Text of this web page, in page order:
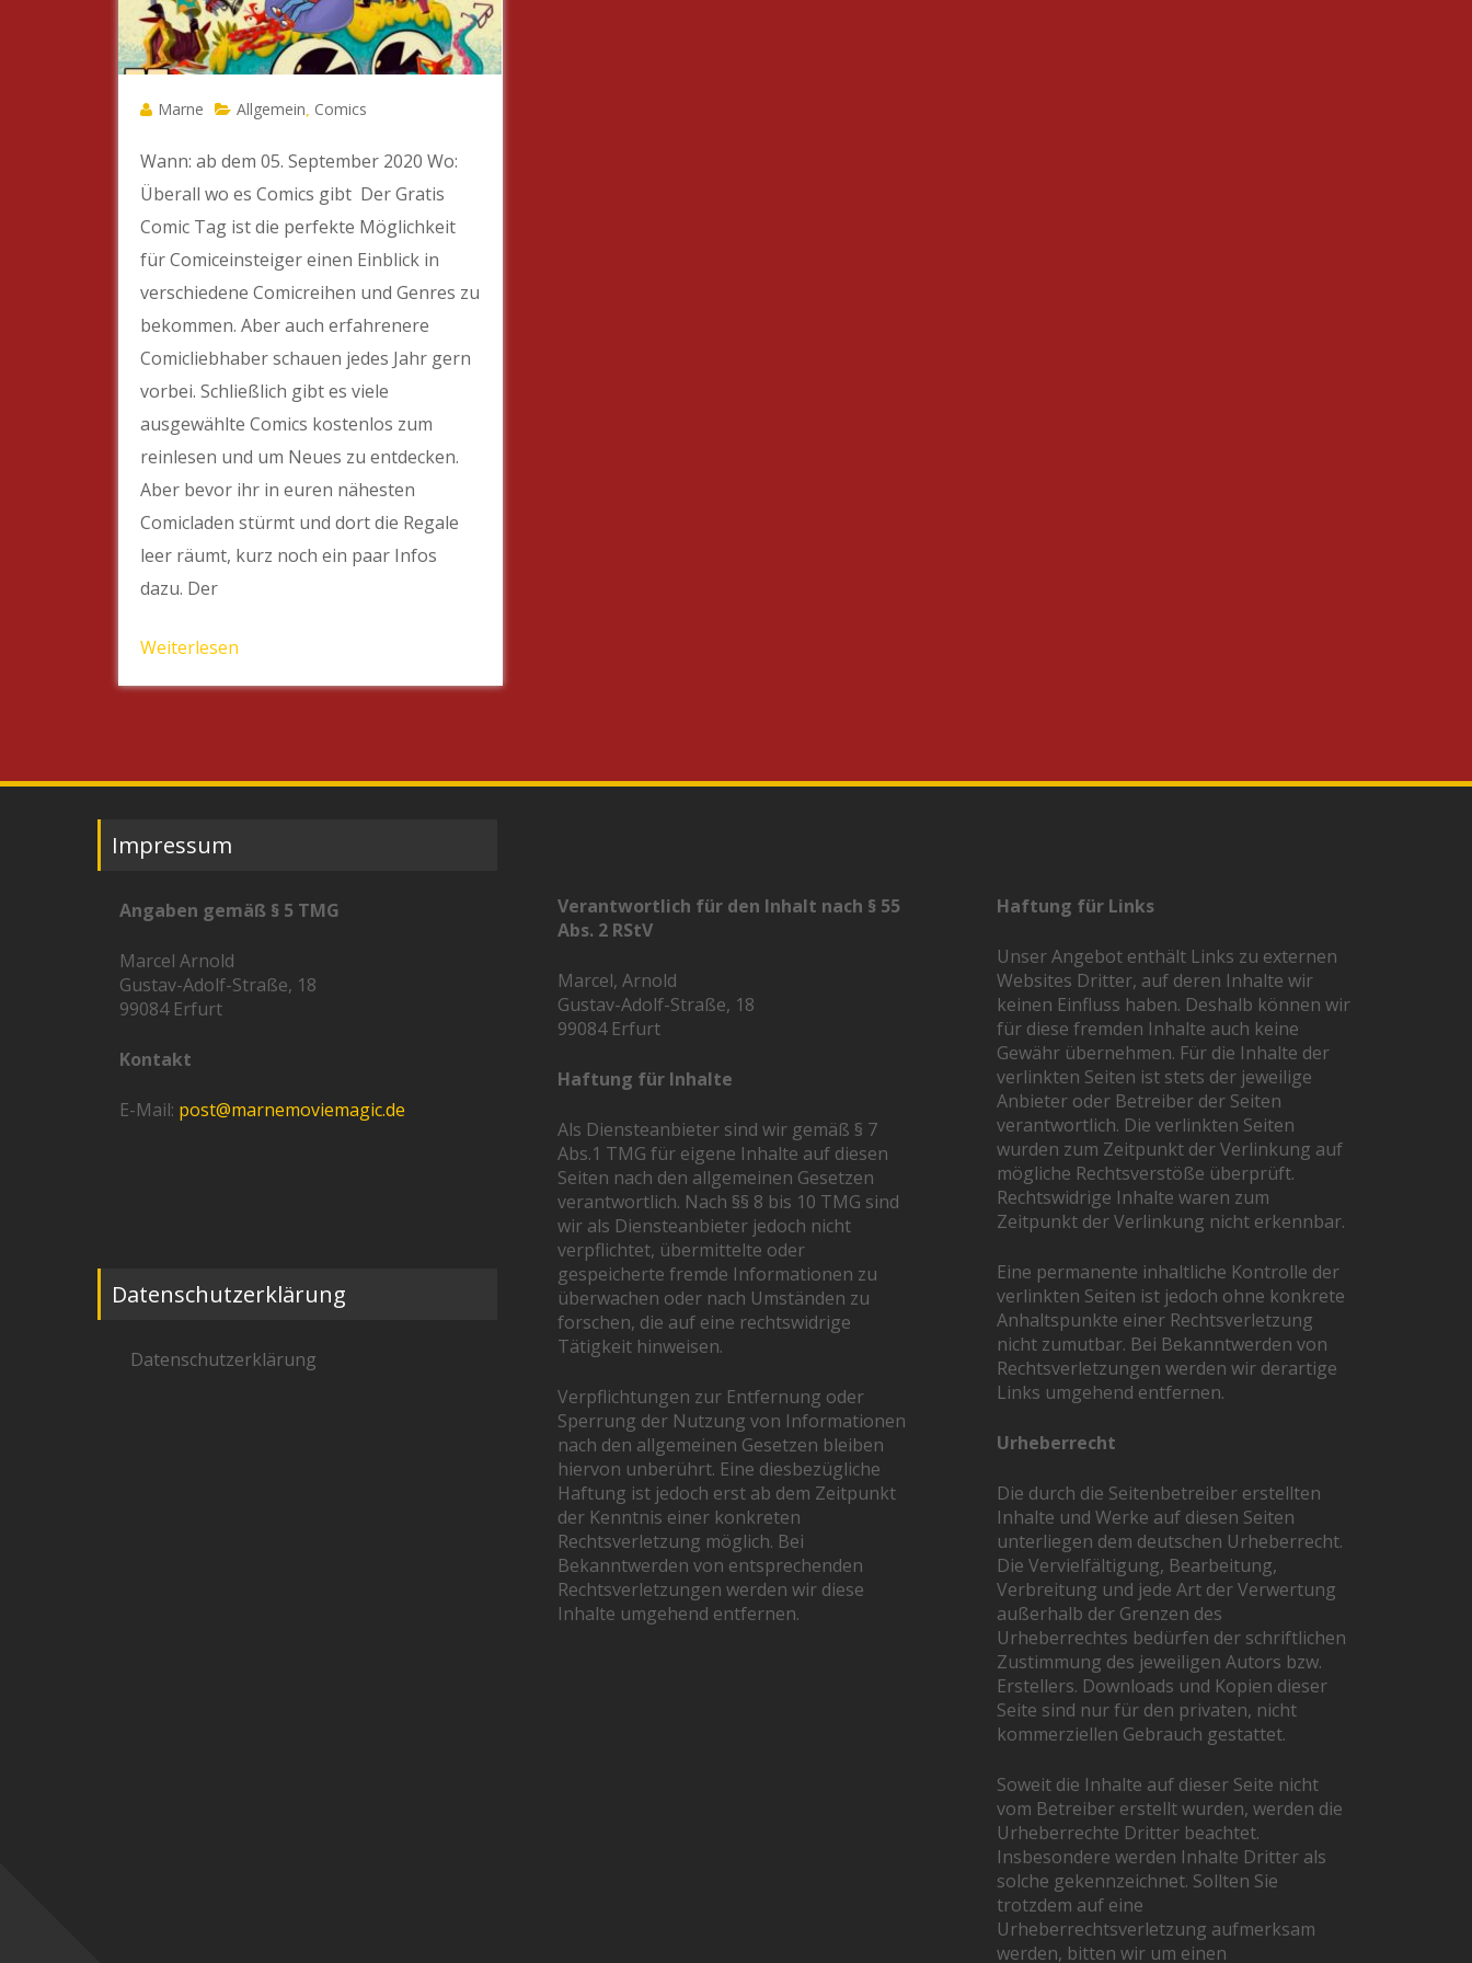
Marne Allgemein Comics
Wann: ab dem 05. September 2020 Wo:
Überall wo es Comics gibt Der Gratis
Comic Tag ist die perfekte Möglichkeit
für Comiceinsteiger einen Einblick in
verschiedene Comicreihen und Genres zu
bekommen. Aber auch erfahrenere
Comicliebhaber schauen jedes Jahr gern
vorbei. Schließlich gibt es viele
ausgewählte Comics kostenlos zum
reinlesen und um Neues zu entdecken.
Aber bevor ihr in euren nähesten
Comicladen stürmt und dort die Regale
leer räumt, kurz noch ein paar Infos
dazu. Der
Weiterlesen
Impressum
Angaben gemäß § 5 TMG
Marcel Arnold
Gustav-Adolf-Straße, 18
99084 Erfurt
Kontakt
E-Mail: post@marnemoviemagic.de
Datenschutzerklärung
Datenschutzerklärung
Verantwortlich für den Inhalt nach § 55
Abs. 2 RStV
Marcel, Arnold
Gustav-Adolf-Straße, 18
99084 Erfurt
Haftung für Inhalte
Als Diensteanbieter sind wir gemäß § 7
Abs.1 TMG für eigene Inhalte auf diesen
Seiten nach den allgemeinen Gesetzen
verantwortlich. Nach §§ 8 bis 10 TMG sind
wir als Diensteanbieter jedoch nicht
verpflichtet, übermittelte oder
gespeicherte fremde Informationen zu
überwachen oder nach Umständen zu
forschen, die auf eine rechtswidrige
Tätigkeit hinweisen.
Verpflichtungen zur Entfernung oder
Sperrung der Nutzung von Informationen
nach den allgemeinen Gesetzen bleiben
hiervon unberührt. Eine diesbezügliche
Haftung ist jedoch erst ab dem Zeitpunkt
der Kenntnis einer konkreten
Rechtsverletzung möglich. Bei
Bekanntwerden von entsprechenden
Rechtsverletzungen werden wir diese
Inhalte umgehend entfernen.
Haftung für Links
Unser Angebot enthält Links zu externen
Websites Dritter, auf deren Inhalte wir
keinen Einfluss haben. Deshalb können wir
für diese fremden Inhalte auch keine
Gewähr übernehmen. Für die Inhalte der
verlinkten Seiten ist stets der jeweilige
Anbieter oder Betreiber der Seiten
verantwortlich. Die verlinkten Seiten
wurden zum Zeitpunkt der Verlinkung auf
mögliche Rechtsverstöße überprüft.
Rechtswidrige Inhalte waren zum
Zeitpunkt der Verlinkung nicht erkennbar.
Eine permanente inhaltliche Kontrolle der
verlinkten Seiten ist jedoch ohne konkrete
Anhaltspunkte einer Rechtsverletzung
nicht zumutbar. Bei Bekanntwerden von
Rechtsverletzungen werden wir derartige
Links umgehend entfernen.
Urheberrecht
Die durch die Seitenbetreiber erstellten
Inhalte und Werke auf diesen Seiten
unterliegen dem deutschen Urheberrecht.
Die Vervielfältigung, Bearbeitung,
Verbreitung und jede Art der Verwertung
außerhalb der Grenzen des
Urheberrechtes bedürfen der schriftlichen
Zustimmung des jeweiligen Autors bzw.
Erstellers. Downloads und Kopien dieser
Seite sind nur für den privaten, nicht
kommerziellen Gebrauch gestattet.
Soweit die Inhalte auf dieser Seite nicht
vom Betreiber erstellt wurden, werden die
Urheberrechte Dritter beachtet.
Insbesondere werden Inhalte Dritter als
solche gekennzeichnet. Sollten Sie
trotzdem auf eine
Urheberrechtsverletzung aufmerksam
werden, bitten wir um einen